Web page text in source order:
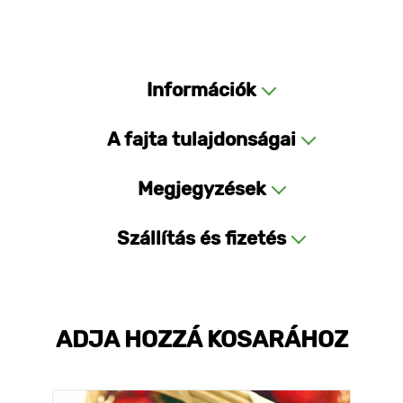
Információk
A fajta tulajdonságai
Megjegyzések
Szállítás és fizetés
ADJA HOZZÁ KOSARÁHOZ